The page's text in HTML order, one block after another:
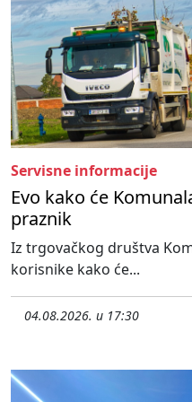
Servisne informacije
Evo kako će
praznik
Iz trgovačkog društva
korisnike kako će...
04.08.2026. u 17:30